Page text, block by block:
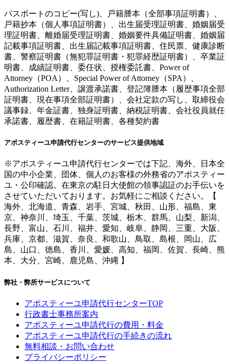
パスポートのコピー(写し)、戸籍謄本（全部事項証明書）、
戸籍抄本（個人事項証明書）、出生届受理証明書、婚姻届受
理証明書、離婚届受理証明書、婚姻要件具備証明書、婚姻届
記載事項証明書、出生届記載事項証明書、住民票、健康診断
書、警察証明書（無犯罪証明書・犯罪経歴証明書）、卒業証
明書、成績証明書、委任状、授権委託書、Power of
Attorney（POA）、Special Power of Attorney（SPA）、
Authorization Letter、譲渡承諾書、登記簿謄本（履歴事項全部
証明書、現在事項全部証明書）、会社定款の写し、取締役会
議事録、年金証書、独身証明書、納税証明書、会社役員就任
承諾書、履歴書、在籍証明書、各種契約書
アポスティーユ申請代行センターのサービス提供地域
※アポスティーユ申請代行センターでは下記、海外、日本全
国の中小企業、団体、個人のお客様の外務省のアポスティー
ユ・公印確認。在東京の駐日大使館の領事認証のお手伝いを
させていただいております。お気軽にご相談ください。【
海外、北海道、青森、岩手、宮城、秋田、山形、福島、東
京、神奈川、埼玉、千葉、茨城、栃木、群馬、山梨、新潟、
長野、富山、石川、福井、愛知、岐阜、静岡、三重、大阪、
兵庫、京都、滋賀、奈良、和歌山、鳥取、島根、岡山、広
島、山口、徳島、香川、愛媛、高知、福岡、佐賀、長崎、熊
本、大分、宮崎、鹿児島、沖縄 】
弊社・弊所サービスについて
アポスティーユ申請代行センターTOP
行政書士事務所案内
アポスティーユ申請代行の費用・料金
アポスティーユ申請代行の手続きの流れ
無料相談・お問い合わせ
プライバシーポリシー